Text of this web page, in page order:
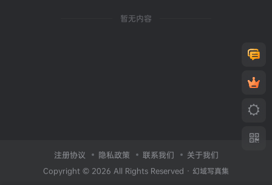
暂无内容
注册协议 隐私政策 联系我们 关于我们
Copyright © 2026 All Rights Reserved · 幻域写真集